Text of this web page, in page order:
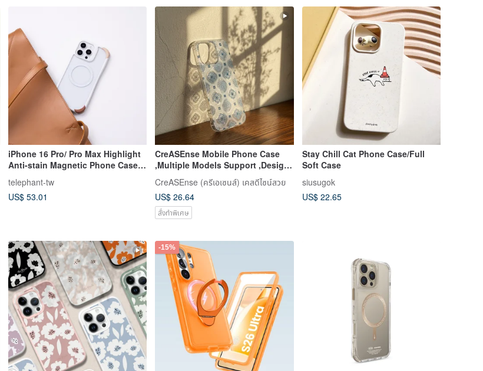
iPhone 16 Pro/ Pro Max Highlight
Anti-stain Magnetic Phone Case-
White + Caramel Color
telephant-tw
US$ 53.01
CreASEnse Mobile Phone Case
,Multiple Models Support ,Design
and Made in TAIWAN
CreASEnse (ครีเอเซนส์) เคสดีไซน์สวย
US$ 26.64
สั่งทำพิเศษ
Stay Chill Cat Phone Case/Full
Soft Case
siusugok
US$ 22.65
-15%